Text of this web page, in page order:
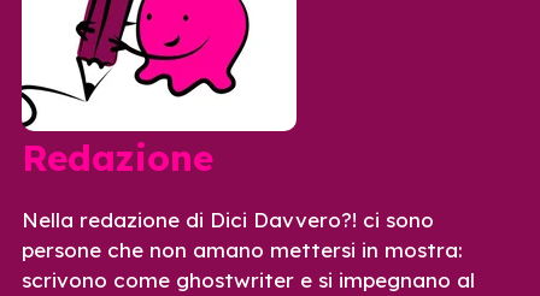
Redazione
Nella redazione di Dici Davvero?! ci sono
persone che non amano mettersi in mostra:
scrivono come ghostwriter e si impegnano al